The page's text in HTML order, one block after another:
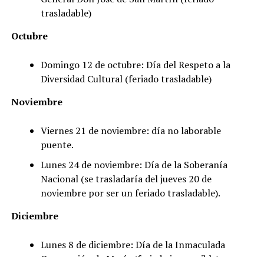
trasladable)
Octubre
Domingo 12 de octubre: Día del Respeto a la
Diversidad Cultural (feriado trasladable)
Noviembre
Viernes 21 de noviembre: día no laborable
puente.
Lunes 24 de noviembre: Día de la Soberanía
Nacional (se trasladaría del jueves 20 de
noviembre por ser un feriado trasladable).
Diciembre
Lunes 8 de diciembre: Día de la Inmaculada